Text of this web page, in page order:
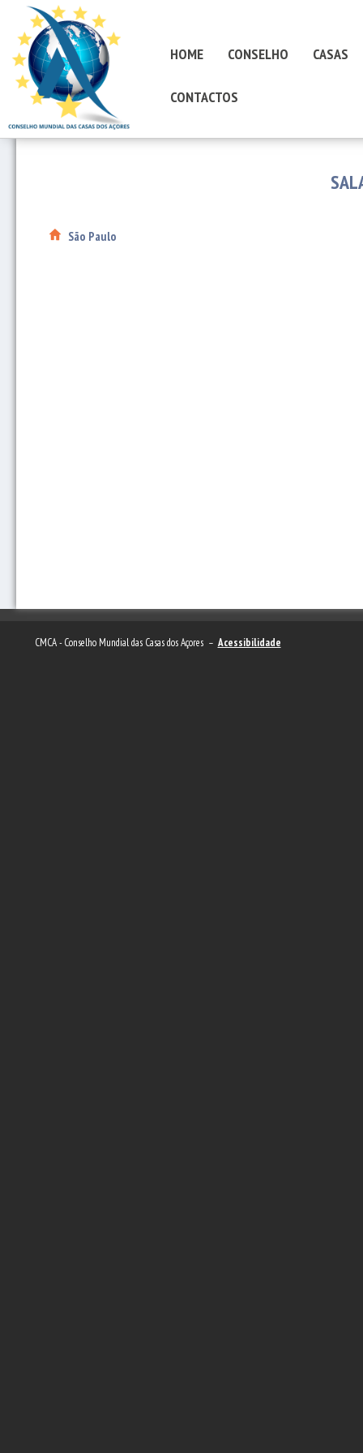
HOME CONSELHO CASAS
CONTACTOS
São Paulo
CMCA - Conselho Mundial das Casas dos Açores – Acessibilidade